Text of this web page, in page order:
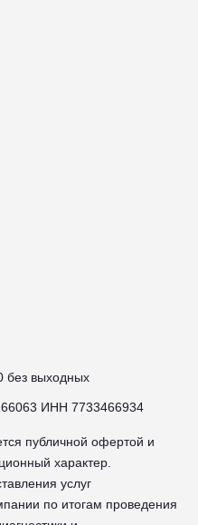
без выходных
ИНН 7733466934
публичной офертой и
характер.
услуг
по итогам проведения